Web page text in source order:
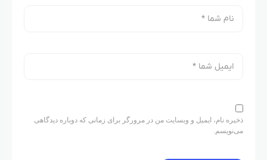
ذخیره نام، ایمیل و وبسایت من در مرورگر برای زمانی که دوباره دیدگاهی
می‌نویسم.